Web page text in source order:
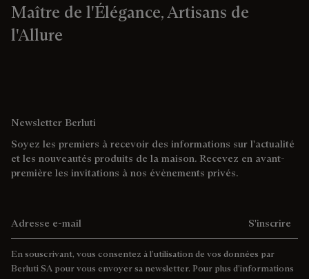
Maître de l'Élégance, Artisans de
l'Allure
Newsletter Berluti
Soyez les premiers à recevoir des informations sur l'actualité
et les nouveautés produits de la maison. Recevez en avant-
première les invitations à nos évènements privés.
S'inscrire
En souscrivant, vous consentez à l’utilisation de vos données par
Berluti SA pour vous envoyer sa newsletter. Pour plus d’informations